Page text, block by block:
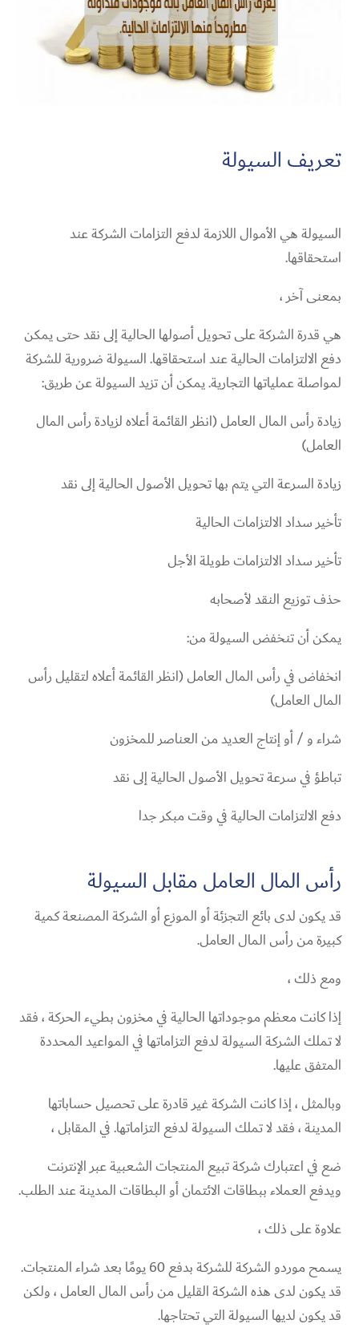
تعريف السيولة
السيولة هي الأموال اللازمة لدفع التزامات الشركة عند
استحقاقها.
بمعنى آخر ،
هي قدرة الشركة على تحويل أصولها الحالية إلى نقد حتى يمكن
دفع الالتزامات الحالية عند استحقاقها. السيولة ضرورية للشركة
لمواصلة عملياتها التجارية. يمكن أن تزيد السيولة عن طريق:
زيادة رأس المال العامل (انظر القائمة أعلاه لزيادة رأس المال
العامل)
زيادة السرعة التي يتم بها تحويل الأصول الحالية إلى نقد
تأخير سداد الالتزامات الحالية
تأخير سداد الالتزامات طويلة الأجل
حذف توزيع النقد لأصحابه
يمكن أن تنخفض السيولة من:
انخفاض في رأس المال العامل (انظر القائمة أعلاه لتقليل رأس
المال العامل)
شراء و / أو إنتاج العديد من العناصر للمخزون
تباطؤ في سرعة تحويل الأصول الحالية إلى نقد
دفع الالتزامات الحالية في وقت مبكر جدا
رأس المال العامل مقابل السيولة
قد يكون لدى بائع التجزئة أو الموزع أو الشركة المصنعة كمية
كبيرة من رأس المال العامل.
ومع ذلك ،
إذا كانت معظم موجوداتها الحالية في مخزون بطيء الحركة ، فقد
لا تملك الشركة السيولة لدفع التزاماتها في المواعيد المحددة
المتفق عليها.
وبالمثل ، إذا كانت الشركة غير قادرة على تحصيل حساباتها
المدينة ، فقد لا تملك السيولة لدفع التزاماتها. في المقابل ،
ضع في اعتبارك شركة تبيع المنتجات الشعبية عبر الإنترنت
ويدفع العملاء ببطاقات الائتمان أو البطاقات المدينة عند الطلب.
علاوة على ذلك ،
يسمح موردو الشركة للشركة بدفع 60 يومًا بعد شراء المنتجات.
قد يكون لدى هذه الشركة القليل من رأس المال العامل ، ولكن
قد يكون لديها السيولة التي تحتاجها.